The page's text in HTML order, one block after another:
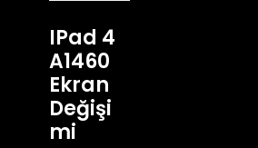
IPad 4
A1460
Ekran
Değişi
Mi